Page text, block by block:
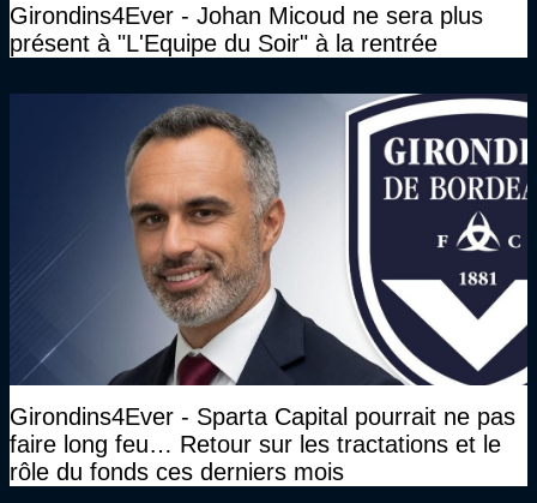
Girondins4Ever - Johan Micoud ne sera plus
présent à "L'Equipe du Soir" à la rentrée
Girondins4Ever - Sparta Capital pourrait ne pas
faire long feu… Retour sur les tractations et le
rôle du fonds ces derniers mois